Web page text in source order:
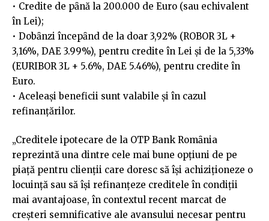
• Credite de pȃnă la 200.000 de Euro (sau echivalent
în Lei);
• Dobȃnzi începȃnd de la doar 3,92% (ROBOR 3L +
3,16%, DAE 3.99%), pentru credite în Lei şi de la 5,33%
(EURIBOR 3L + 5.6%, DAE 5.46%), pentru credite în
Euro.
• Aceleaşi beneficii sunt valabile şi în cazul
refinanţărilor.
„Creditele ipotecare de la OTP Bank Romȃnia
reprezintă una dintre cele mai bune opțiuni de pe
piaţă pentru clienții care doresc să își achiziționeze o
locuință sau să îşi refinanţeze creditele în condiţii
mai avantajoase, în contextul recent marcat de
creşteri semnificative ale avansului necesar pentru